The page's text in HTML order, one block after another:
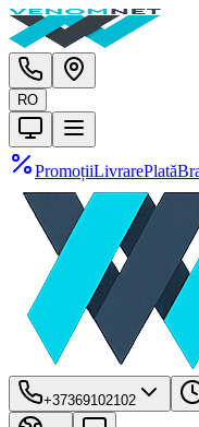
RO
PromoțiiLivrarePlată
+37369102102